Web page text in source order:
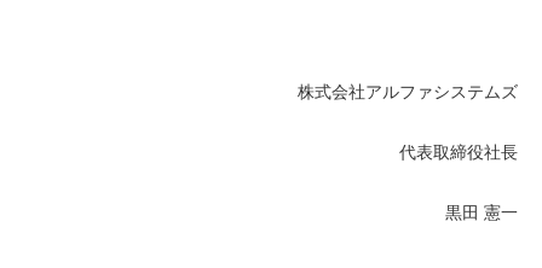
株式会社アルファシステムズ
代表取締役社長
黒田 憲一